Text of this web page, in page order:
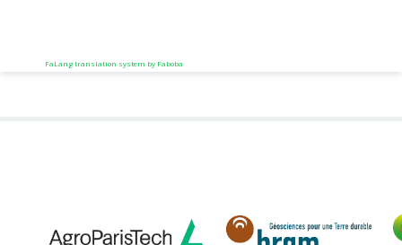
FaLang translation system by Faboba